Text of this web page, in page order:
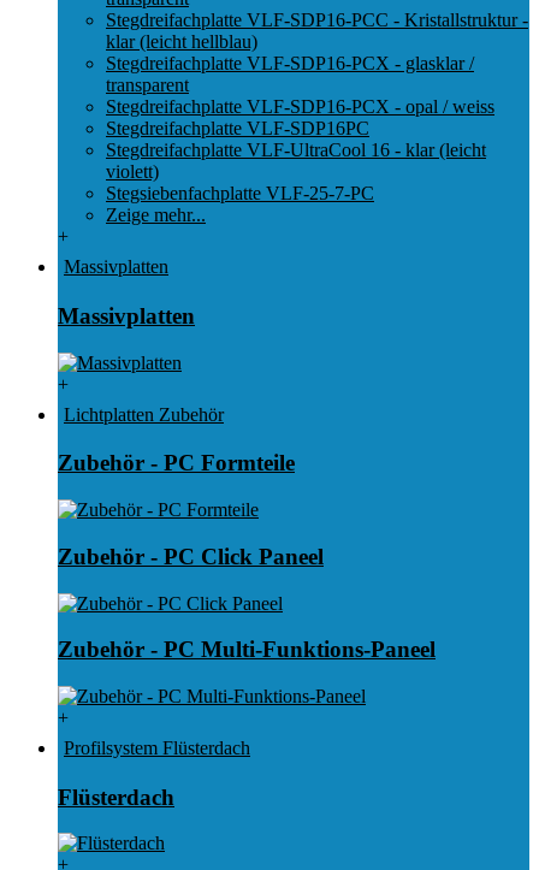
Stegdreifachplatte VLF-SDP16-PCC - Kristallstruktur -
klar (leicht hellblau)
Stegdreifachplatte VLF-SDP16-PCX - glasklar /
transparent
Stegdreifachplatte VLF-SDP16-PCX - opal / weiss
Stegdreifachplatte VLF-SDP16PC
Stegdreifachplatte VLF-UltraCool 16 - klar (leicht
violett)
Stegsiebenfachplatte VLF-25-7-PC
Zeige mehr...
+
Massivplatten
Massivplatten
+
Lichtplatten Zubehör
Zubehör - PC Formteile
Zubehör - PC Click Paneel
Zubehör - PC Multi-Funktions-Paneel
+
Profilsystem Flüsterdach
Flüsterdach
+